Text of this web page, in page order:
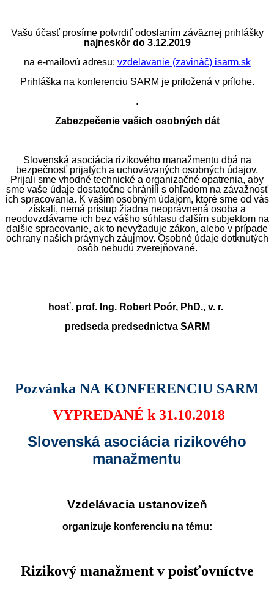
Vašu účasť prosíme potvrdiť odoslaním záväznej prihlášky
najneskôr do 3.12.2019
na e-mailovú adresu: vzdelavanie (zavináč) isarm.sk
Prihláška na konferenciu SARM je priloženáv prílohe.
.
Zabezpečenie vašich osobných dát
Slovenská asociácia rizikového manažmentu dbá na
bezpečnosť prijatých a uchovávaných osobných údajov.
Prijali sme vhodné technické a organizačné opatrenia, aby
sme vaše údaje dostatočne chránili s ohľadom na závažnosť
ich spracovania. K vašim osobným údajom, ktoré sme od vás
získali, nemá prístup žiadna neoprávnená osoba a
neodovzdávame ich bez vášho súhlasu ďalším subjektom na
ďalšie spracovanie, ak to nevyžaduje zákon, alebo v prípade
ochrany našich právnych záujmov. Osobné údaje dotknutých
osôb nebudú zverejňované.
hosť. prof. Ing. Robert Poór, PhD., v. r.
predseda predsedníctva SARM
Pozvánka NA KONFERENCIU SARM
VYPREDANÉ k 31.10.2018
Slovenská asociácia rizikového
manažmentu
Vzdelávacia ustanovizeň
organizuje konferenciu na tému:
Rizikový manažment v poisťovníctve